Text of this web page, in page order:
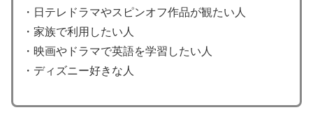
・日テレドラマやスピンオフ作品が観たい人
・家族で利用したい人
・映画やドラマで英語を学習したい人
・ディズニー好きな人